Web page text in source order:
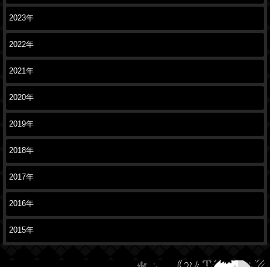
2023年
2022年
2021年
2020年
2019年
2018年
2017年
2016年
2015年